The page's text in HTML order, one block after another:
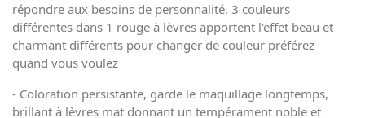
répondre aux besoins de personnalité, 3 couleurs
différentes dans 1 rouge à lèvres apportent l'effet beau et
charmant différents pour changer de couleur préférez
quand vous voulez
- Coloration persistante, garde le maquillage longtemps,
brillant à lèvres mat donnant un tempérament noble et